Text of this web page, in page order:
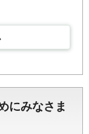
にみなさま